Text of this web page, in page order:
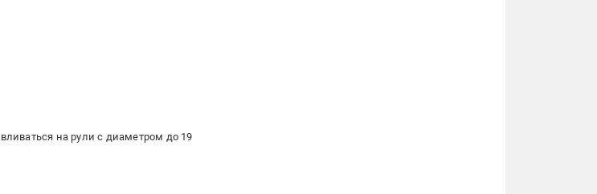
на рули с диаметром до 19